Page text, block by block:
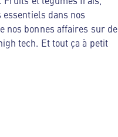
dans nos
nos bonnes affaires sur de
tech. Et tout ça à petit